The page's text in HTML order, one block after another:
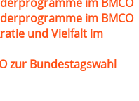
im BMCO
und Vielfalt im
zur Bundestagswahl